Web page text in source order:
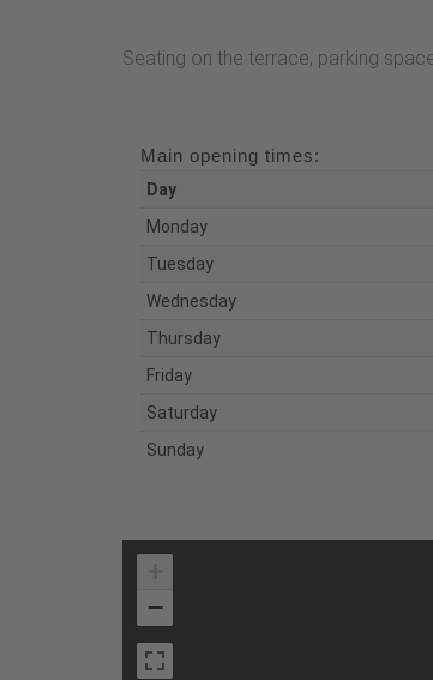
Seating on the terrace, parking
Main opening times:
Day
Monday
Tuesday
Wednesday
Thursday
Friday
Saturday
Sunday
−